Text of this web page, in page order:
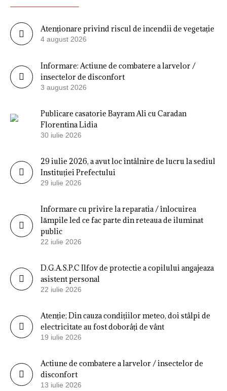
Atenționare privind riscul de incendii de vegetație
4 august 2026
Informare: Actiune de combatere a larvelor /
insectelor de disconfort
3 august 2026
Publicare casatorie Bayram Ali cu Caradan
Florentina Lidia
30 iulie 2026
29 iulie 2026, a avut loc întâlnire de lucru la sediul
Instituției Prefectului
29 iulie 2026
Informare cu privire la reparatia / înlocuirea
lămpile led ce fac parte din reteaua de iluminat
public
22 iulie 2026
D.G.A.S.P.C Ilfov de protectie a copilului angajeaza
asistent personal
22 iulie 2026
Atenție; Din cauza condițiilor meteo, doi stâlpi de
electricitate au fost doborâți de vânt
19 iulie 2026
Actiune de combatere a larvelor / insectelor de
disconfort
13 iulie 2026